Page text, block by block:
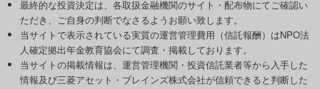
最終的な投資決定は、各取扱金融機関のサイト・配布物にてご確認い
ただき、ご自身の判断でなさるようお願い致します。
当サイトで表示されている実質の運営管理費用（信託報酬）はNPO法
人確定拠出年金教育協会にて調査・掲載しております。
当サイトの掲載情報は、運営管理機関・投資信託業者等から入手した
情報及び三菱アセット・ブレインズ株式会社が信頼できると判断した